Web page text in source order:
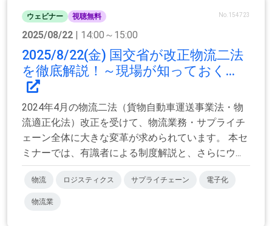
ウェビナー 視聴無料 No.154723
2025/08/22 | 14:00～15:00
2025/8/22(金) 国交省が改正物流二法
を徹底解説！～現場が知っておく...
2024年4月の物流二法（貨物自動車運送事業法・物
流適正化法）改正を受けて、物流業務・サプライチ
ェーン全体に大きな変革が求められています。 本セ
ミナーでは、有識者による制度解説と、さらにウ...
物流 ロジスティクス サプライチェーン 電子化
物流業